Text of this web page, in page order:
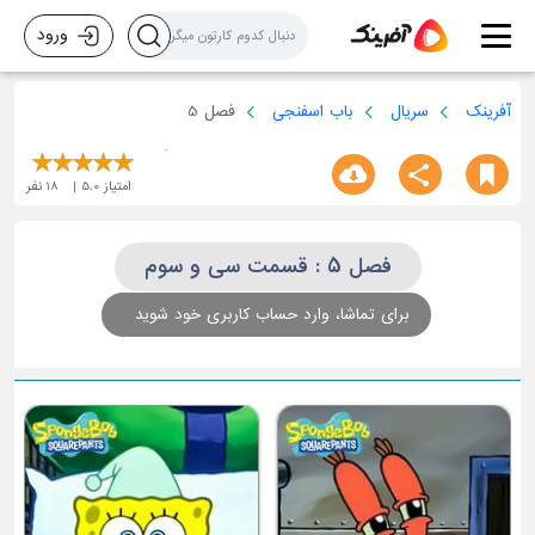
ورود
آفرینک سریال باب اسفنجی فصل 5
امتیاز 5.0
18 نفر
فصل 5 : قسمت سی و سوم
برای تماشا، وارد حساب کاربری خود شوید